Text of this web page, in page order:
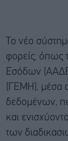
Το νέο
φορείς, όπως
Εσόδων
(ΓΕΜΗ), μέσα
δεδομένων,
και
των